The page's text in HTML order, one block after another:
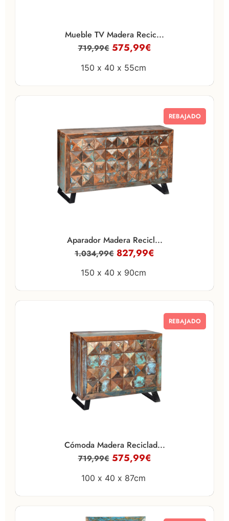
Mueble TV Madera Recic...
719,99€ 575,99€
150 x 40 x 55cm
REBAJADO
Aparador Madera Recicl...
1.034,99€ 827,99€
150 x 40 x 90cm
REBAJADO
Cómoda Madera Reciclad...
719,99€ 575,99€
100 x 40 x 87cm